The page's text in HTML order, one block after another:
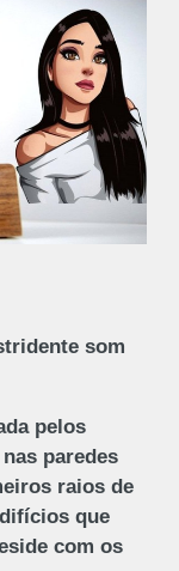
som
pelos
paredes
raios de
que
com os